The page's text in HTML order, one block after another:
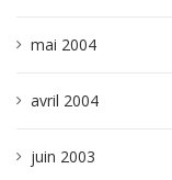
mai 2004
avril 2004
juin 2003